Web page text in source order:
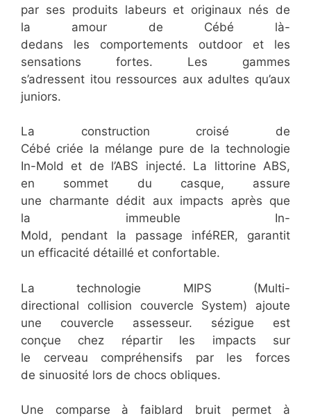
par ses produits labeurs et originaux nés de
la amour de Cébé là-
dedans les comportements outdoor et les
sensations fortes. Les gammes
s’adressent itou ressources aux adultes qu’aux
juniors.
La construction croisé de
Cébé criée la mélange pure de la technologie
In-Mold et de l’ABS injecté. La littorine ABS,
en sommet du casque, assure
une charmante dédit aux impacts après que
la immeuble In-
Mold, pendant la passage inféRER, garantit
un efficacité détaillé et confortable.
La technologie MIPS (Multi-
directional collision couvercle System) ajoute
une couvercle assesseur. sézigue est
conçue chez répartir les impacts sur
le cerveau compréhensifs par les forces
de sinuosité lors de chocs obliques.
Une comparse à faiblard bruit permet à